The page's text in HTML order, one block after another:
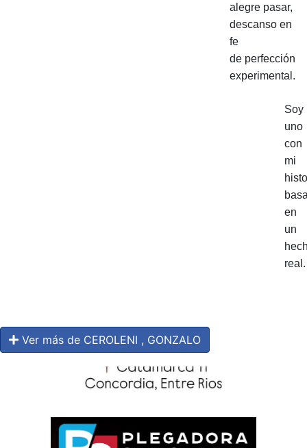
alegre pasar,
descanso en
fe
de perfección
experimental.
Soy
uno
con
mi
en
un
real.
Ver más de CEROLENI , GONZALO